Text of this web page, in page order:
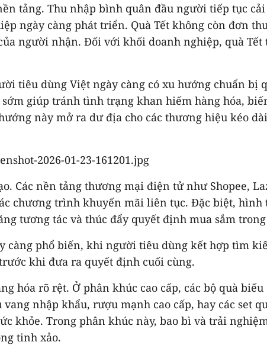
tảng. Thu nhập bình quân đầu người tiếp tục
ngày càng phát triển. Quà Tết không còn đơn
người nhận. Đối với khối doanh nghiệp, quà
tiêu dùng Việt ngày càng có xu hướng chuẩn bị
giúp tránh tình trạng khan hiếm hàng hóa,
này mở ra dư địa cho các thương hiệu kéo
Các nền tảng thương mại điện tử như Shopee,
chương trình khuyến mãi liên tục. Đặc biệt,
tương tác và thúc đẩy quyết định mua sắm
càng phổ biến, khi người tiêu dùng kết hợp tìm
khi đưa ra quyết định cuối cùng.
hóa rõ rệt. Ở phân khúc cao cấp, các bộ quà
nhập khẩu, rượu mạnh cao cấp, hay các set
khỏe. Trong phân khúc này, bao bì và trải
tinh xảo.